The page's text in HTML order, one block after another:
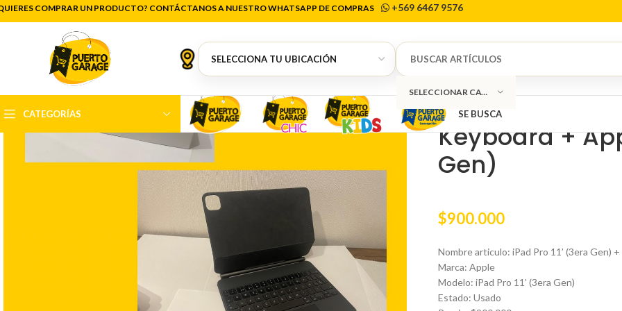
COMPRAR UN PRODUCTO? CONTÁCTANOS A NUESTRO WHATSAPP DE COMPRAS +569 6467 9576
SELECCIONAR CATEGORÍA
CATEGORÍAS SE BUSCA
Inicio Tecnología Tablet iPad Pro 11’
iPad Pro 11’
Keyboard +
Gen)
$900.000
Nombre articulo: iPad Pro 11’ (3era Gen)
Marca: Apple
Modelo: iPad Pro 11’ (3era Gen)
Estado: Usado